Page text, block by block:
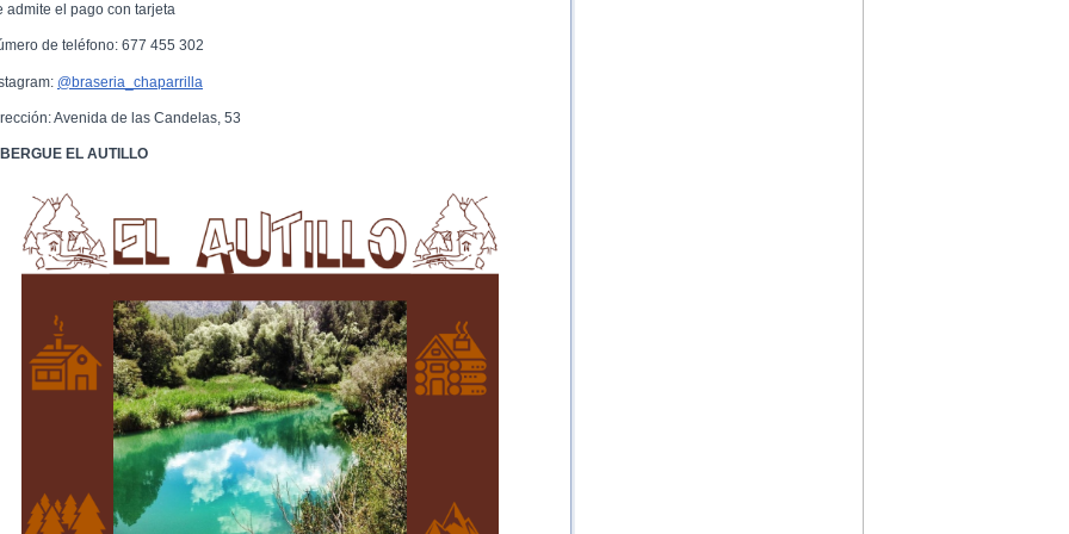
admite el pago con tarjeta
de teléfono: 677 455 302
@braseria_chaparrilla
Avenida de las Candelas, 53
EL AUTILLO